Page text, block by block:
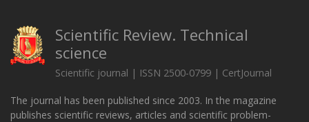
Scientific Review. Technical
science
Scientific journal | ISSN 2500-0799 | CertJournal
The journal has been published since 2003. In the magazine
publishes scientific reviews, articles and scientific problem-